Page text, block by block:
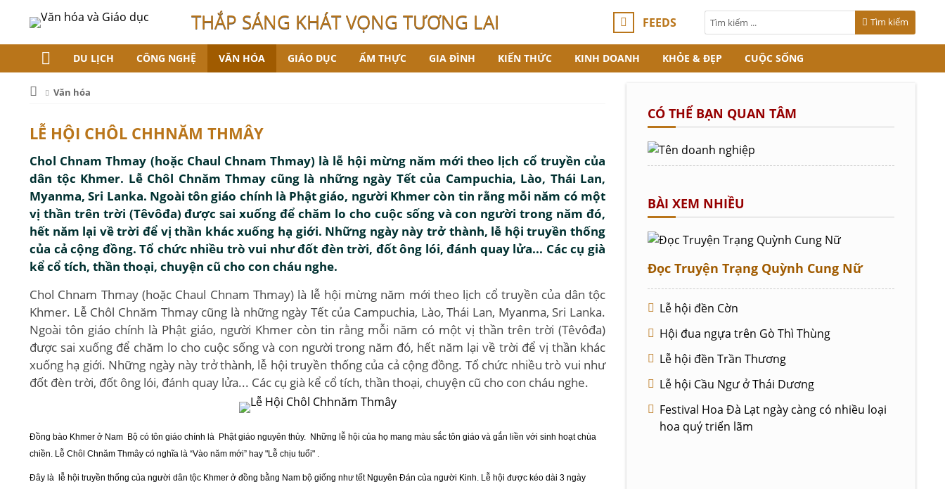
THẮP SÁNG KHÁT VỌNG TƯƠNG LAI FEEDS Tìm kiếm
DU LỊCH CÔNG NGHỆ VĂN HÓA GIÁO DỤC ẨM THỰC GIA ĐÌNH KIẾN THỨC KINH DOANH KHỎE & ĐẸP CUỘC SỐNG
Văn hóa
LỄ HỘI CHÔL CHHNĂM THMÂY
Chol Chnam Thmay (hoặc Chaul Chnam Thmay) là lễ hội mừng năm mới theo lịch cổ truyền của
dân tộc Khmer. Lễ Chôl Chnăm Thmay cũng là những ngày Tết của Campuchia, Lào, Thái Lan,
Myanma, Sri Lanka. Ngoài tôn giáo chính là Phật giáo, người Khmer còn tin rằng mỗi năm có một
vị thần trên trời (Têvôđa) được sai xuống để chăm lo cho cuộc sống và con người trong năm đó,
hết năm lại về trời để vị thần khác xuống hạ giới. Những ngày này trở thành, lễ hội truyền thống
của cả cộng đồng. Tổ chức nhiều trò vui như đốt đèn trời, đốt ông lói, đánh quay lửa... Các cụ già
kể cổ tích, thần thoại, chuyện cũ cho con cháu nghe.
Chol Chnam Thmay (hoặc Chaul Chnam Thmay) là lễ hội mừng năm mới theo lịch cổ truyền của dân tộc
Khmer. Lễ Chôl Chnăm Thmay cũng là những ngày Tết của Campuchia, Lào, Thái Lan, Myanma, Sri Lanka.
Ngoài tôn giáo chính là Phật giáo, người Khmer còn tin rằng mỗi năm có một vị thần trên trời (Têvôđa)
được sai xuống để chăm lo cho cuộc sống và con người trong năm đó, hết năm lại về trời để vị thần khác
xuống hạ giới. Những ngày này trở thành, lễ hội truyền thống của cả cộng đồng. Tổ chức nhiều trò vui như
đốt đèn trời, đốt ông lói, đánh quay lửa... Các cụ già kể cổ tích, thần thoại, chuyện cũ cho con cháu nghe.
Đồng bào Khmer ở Nam Bộ có tôn giáo chính là Phật giáo nguyên thủy. Những lễ hội của họ mang màu sắc tôn giáo và gắn liền với sinh hoạt chùa
chiền. Lễ Chôl Chnăm Thmây có nghĩa là “Vào năm mới” hay "Lễ chịu tuổi" .
Đây là lễ hội truyền thống của người dân tộc Khmer ở đồng bằng Nam bộ giống như tết Nguyên Đán của người Kinh. Lễ hội được kéo dài 3 ngày
CÓ THỂ BẠN QUAN TÂM
BÀI XEM NHIỀU
Đọc Truyện Trạng Quỳnh Cung Nữ
Lễ hội đền Cờn
Hội đua ngựa trên Gò Thì Thùng
Lễ hội đền Trần Thương
Lễ hội Cầu Ngư ở Thái Dương
Festival Hoa Đà Lạt ngày càng có nhiều loại
hoa quý triển lãm